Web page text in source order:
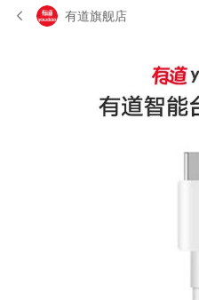
有道旗舰店